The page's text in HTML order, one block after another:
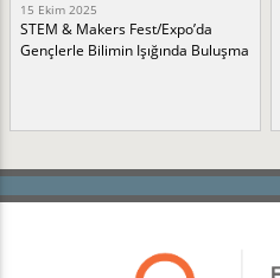
15 Ekim 2025
STEM & Makers Fest/Expo’da
Gençlerle Bilimin Işığında Buluşma